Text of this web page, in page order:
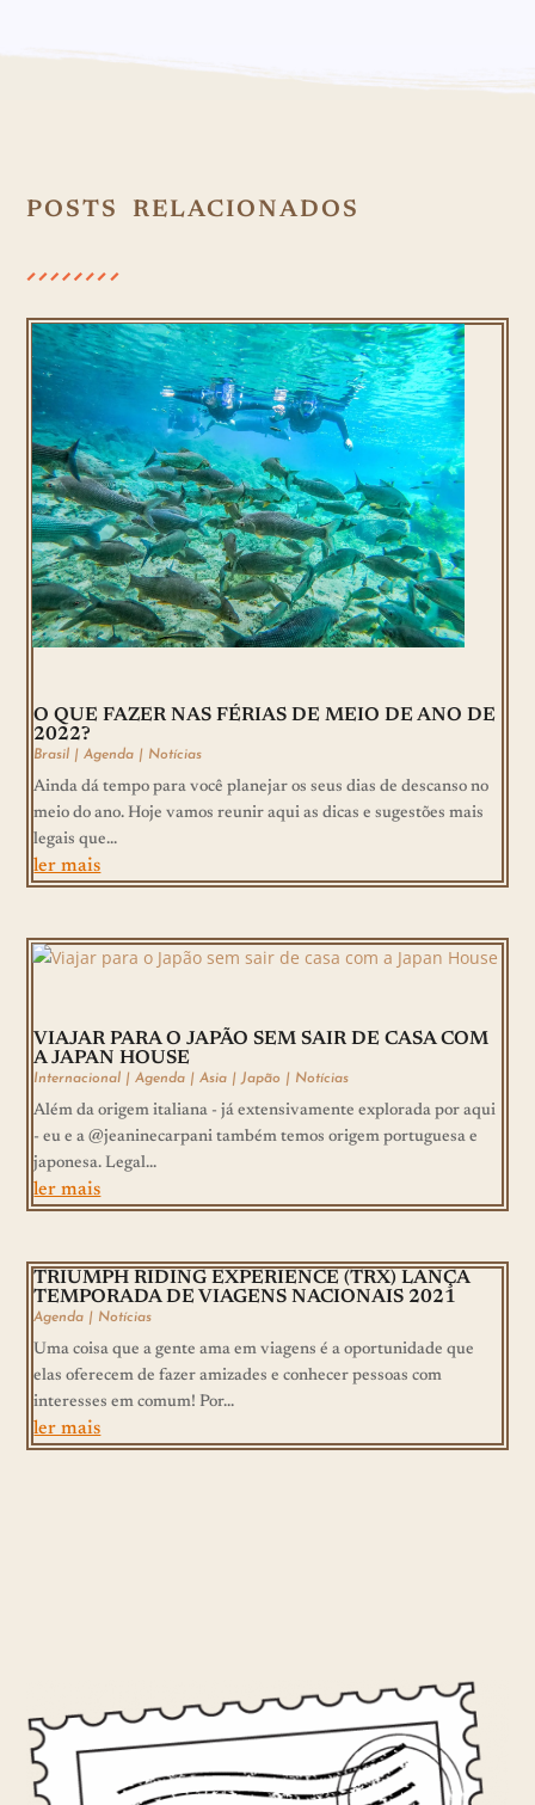
POSTS RELACIONADOS
O QUE FAZER NAS FÉRIAS DE MEIO DE ANO DE
2022?
Brasil |Agenda | Notícias
Ainda dá tempo para você planejar os seus dias de descanso no
meio do ano. Hoje vamos reunir aqui as dicas e sugestões mais
legais que...
ler mais
VIAJAR PARA O JAPÃO SEM SAIR DE CASA COM
A JAPAN HOUSE
Internacional |Agenda |Asia |Japão | Notícias
Além da origem italiana - já extensivamente explorada por aqui
- eu e a @jeaninecarpani também temos origem portuguesa e
japonesa. Legal...
ler mais
TRIUMPH RIDING EXPERIENCE (TRX) LANÇA
TEMPORADA DE VIAGENS NACIONAIS 2021
Agenda | Notícias
Uma coisa que a gente ama em viagens é a oportunidade que
elas oferecem de fazer amizades e conhecer pessoas com
interesses em comum! Por...
ler mais